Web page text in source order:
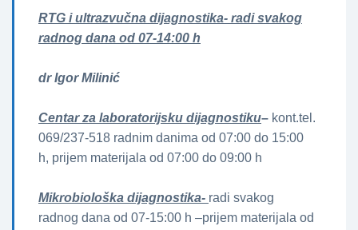
RTG i ultrazvučna dijagnostika- radi svakog
radnog dana od 07-14:00 h
dr Igor Milinić
Centar za laboratorijsku dijagnostiku– kont.tel.
069/237-518 radnim danima od 07:00 do 15:00
h, prijem materijala od 07:00 do 09:00 h
Mikrobiološka dijagnostika- radi svakog
radnog dana od 07-15:00 h –prijem materijala od